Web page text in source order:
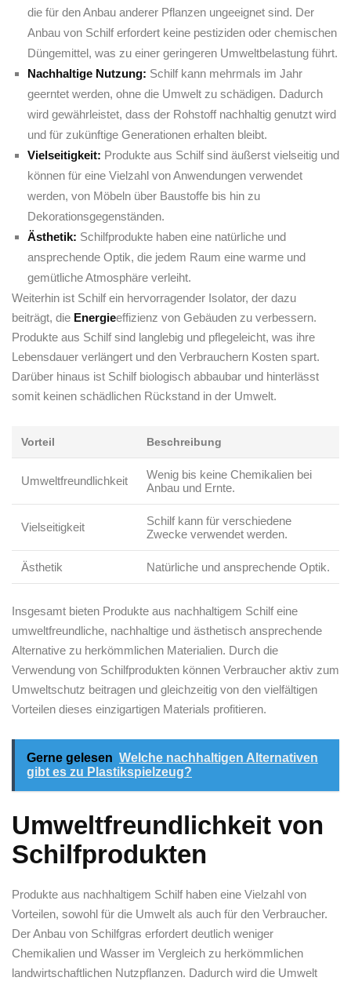
die für den Anbau anderer Pflanzen ungeeignet sind. Der
Anbau von Schilf erfordert keine pestiziden oder chemischen​
Düngemittel, was ⁤zu einer ‌geringeren Umweltbelastung führt.
Nachhaltige Nutzung: Schilf kann⁣ mehrmals im Jahr
geerntet⁣ werden, ohne⁣ die Umwelt‍ zu schädigen. Dadurch
wird gewährleistet, dass der Rohstoff nachhaltig genutzt wird
und für zukünftige Generationen erhalten bleibt.
Vielseitigkeit: Produkte⁤ aus Schilf sind äußerst vielseitig und
können für eine‍ Vielzahl von Anwendungen verwendet
werden, von Möbeln über Baustoffe bis ‍hin zu
Dekorationsgegenständen.
Ästhetik: Schilfprodukte ⁢haben eine natürliche und
ansprechende Optik, die jedem Raum eine warme und‍
gemütliche Atmosphäre verleiht.
Weiterhin ⁣ist Schilf ein hervorragender Isolator, der dazu
beiträgt, die Energieeffizienz von Gebäuden zu verbessern.
Produkte aus Schilf sind langlebig und pflegeleicht, was ihre
Lebensdauer verlängert ‍und ‍den ⁢Verbrauchern Kosten spart.
Darüber hinaus ist Schilf biologisch abbaubar und hinterlässt
somit keinen schädlichen Rückstand in der Umwelt.
Vorteil Beschreibung
Umweltfreundlichkeit
Wenig bis⁣ keine Chemikalien​ bei
‌Anbau und Ernte.
Vielseitigkeit
Schilf kann für verschiedene
‍Zwecke verwendet werden.
Ästhetik Natürliche und ‍ansprechende Optik.
Insgesamt bieten Produkte aus nachhaltigem ⁢Schilf ​eine
umweltfreundliche, nachhaltige und ästhetisch ansprechende
Alternative⁤ zu herkömmlichen Materialien. Durch die⁢
Verwendung von Schilfprodukten können ‌Verbraucher aktiv zum
Umweltschutz‌ beitragen und gleichzeitig von den vielfältigen
Vorteilen dieses einzigartigen Materials profitieren.
Gerne gelesen Welche nachhaltigen Alternativen
gibt es zu Plastikspielzeug?
Umweltfreundlichkeit von
Schilfprodukten
Produkte aus nachhaltigem Schilf haben eine Vielzahl von
Vorteilen, sowohl für die Umwelt als auch für den Verbraucher.
Der Anbau von ⁣Schilfgras⁢ erfordert deutlich weniger
Chemikalien und ⁣Wasser im Vergleich zu herkömmlichen
landwirtschaftlichen Nutzpflanzen. ⁢Dadurch wird die ⁢Umwelt